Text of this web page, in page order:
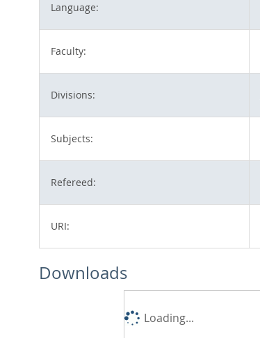
Language:
Faculty:
Divisions:
Subjects:
Refereed:
URI:
Downloads
Loading...